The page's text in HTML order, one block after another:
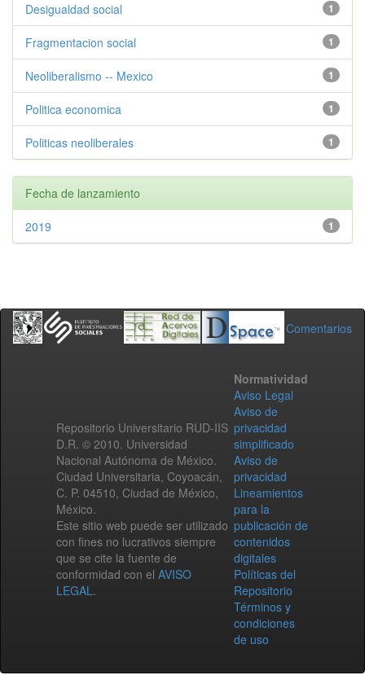
1
Desigualdad social
1
Fragmentacion social
1
Neoliberalismo -- Mexico
1
Politica economica
1
Politicas neoliberales
Fecha de lanzamiento
1
2019
Comentarios
Repositorio Universitario RUD-IIS
D.R. © 2010. Universidad
Nacional Autónoma de México.
Ciudad Universitaria, Coyoacán,
C. P. 04510, Ciudad de México,
México.
Este sitio web puede ser utilizado
con fines no lucrativos siempre
que se cite la fuente de
conformidad con el AVISO
LEGAL.
Normatividad
Aviso Legal
Aviso de
privacidad
simplificado
Aviso de
privacidad
Lineamientos
para la
publicación de
contenidos
digitales
Políticas del
Repositorio
Términos y
condiciones
de uso